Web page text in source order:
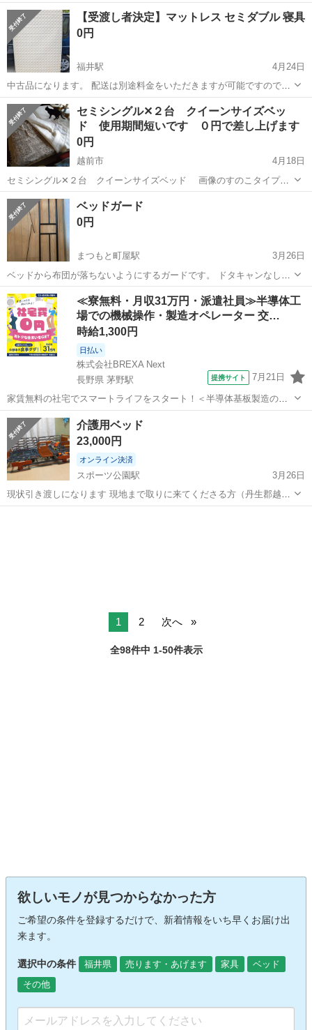
福井 福井市 越前新保駅 ベッド
【受渡し者決定】マットレス セミダブル 寝具
0円
福井駅
4月24日
中古品になります。 配送は別途料金をいただきますが可能ですので、
お気軽にご相談ください。
福井 福井市
セミシングル✕２台 クイーンサイズベッ
ド 使用期間短いです ０円で差し上げます
0円
越前市
4月18日
セミシングル✕２台 クイーンサイズベッド 画像のすのこタイプの
土台もセットです。 寸法おおよそですが、長さ１９０Ｃｍ・幅７０Ｃ
ｍ・位となります。 使用期間は半年ほどです。 マットレスは、ふつう
の硬さ...
福井 越前市 ベッド クイーンサイズベッド
ベッドガード
0円
まつもと町屋駅
3月26日
ベッドから布団が落ちないようにするガードです。 ドタキャンなし。
取引後はノーリターン・ノークレームでお願いします 受け渡し場所 ゲ
ンキー福井二の宮店駐車場
福井 福井市 まつもと町屋駅 ベッド ゲンキー
≪寮無料・月収31万円・派遣社員≫半導体工
場での機械操作・製造オペレーター 交…
時給1,300円
日払い
株式会社BREXA Next
長野県 茅野駅
提携サイト 7月21日
家賃無料の社宅でスマートライフをスタート！＜半導体基板製造の機
械操作・検査＞ランチ代もかからないオトクな職場◎／稼ぎもしっか
り！月収例31万円／長野県茅野市 半導体基板の製造・検査 クリーンル
ーム内で、半導体基板の製造や検...
長野 茅野市 茅野駅 その他
介護用ベッド
23,000円
オンライン決済
スポーツ公園駅
3月26日
現状引き渡しになります 現地まで取りに来てくださる方（丹生郡越前
町） 日にちわ決まり次第相談
1 2 次へ
全98件中 1-50件表示
欲しいモノが見つからなかった方
ご希望の条件を登録するだけで、新着情報をいち早くお届け出
来ます。
選択中の条件 福井県 売ります・あげます 家具
ベッド
その他